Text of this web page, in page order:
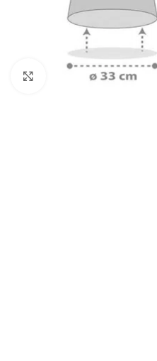
Πατήστε για μεγέθυνση